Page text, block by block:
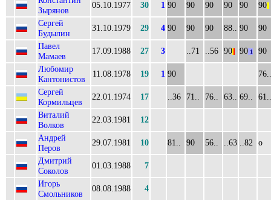
Зырянов
05.10.1977 30 1 90 90 90 90 90 90
Сергей
Будылин
31.10.1979 29 4 90 90 90 88.. 90
90
Павел
Мамаев
17.09.1988 27 3 ..71 ..56 90 90 1
90
Любомир
Кантонистов
11.08.1978 19 1 90
76..
Сергей
Кормильцев
22.01.1974 17 ..36 71.. 76.. 63.. 69..
61..
Виталий
Волков
22.03.1981
12
Андрей
Перов
29.07.1981 10 81.. 90 56.. ..63 ..82
о
Дмитрий
Соколов
01.03.1988
7
Игорь
Смольников
08.08.1988
4